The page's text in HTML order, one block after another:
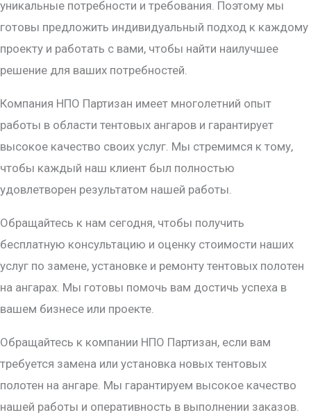
уникальные потребности и требования. Поэтому мы
готовы предложить индивидуальный подход к каждому
проекту и работать с вами, чтобы найти наилучшее
решение для ваших потребностей.
Компания НПО Партизан имеет многолетний опыт
работы в области тентовых ангаров и гарантирует
высокое качество своих услуг. Мы стремимся к тому,
чтобы каждый наш клиент был полностью
удовлетворен результатом нашей работы.
Обращайтесь к нам сегодня, чтобы получить
бесплатную консультацию и оценку стоимости наших
услуг по замене, установке и ремонту тентовых полотен
на ангарах. Мы готовы помочь вам достичь успеха в
вашем бизнесе или проекте.
Обращайтесь к компании НПО Партизан, если вам
требуется замена или установка новых тентовых
полотен на ангаре. Мы гарантируем высокое качество
нашей работы и оперативность в выполнении заказов.